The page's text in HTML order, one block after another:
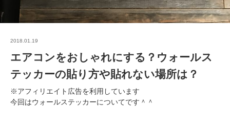
2018.01.19
エアコンをおしゃれにする？ウォールス
テッカーの貼り方や貼れない場所は？
※アフィリエイト広告を利用しています
今回はウォールステッカーについてです＾＾